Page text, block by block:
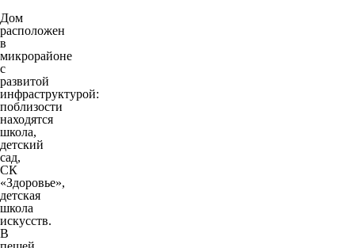
Дом
расположен
в
микрорайоне
с
развитой
инфраструктурой:
поблизости
находятся
школа,
детский
сад,
СК
«Здоровье»,
детская
школа
искусств.
В